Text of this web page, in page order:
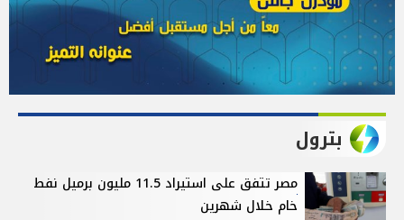
بترول
مصر تتفق على استيراد 11.5 مليون برميل نفط
خام خلال شهرين